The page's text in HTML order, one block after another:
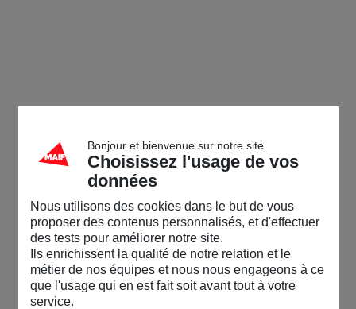
Bonjour et bienvenue sur notre site
Choisissez l'usage de vos
données
Nous utilisons des cookies dans le but de vous
proposer des contenus personnalisés, et d'effectuer
des tests pour améliorer notre site.
Ils enrichissent la qualité de notre relation et le
métier de nos équipes et nous nous engageons à ce
que l'usage qui en est fait soit avant tout à votre
service.